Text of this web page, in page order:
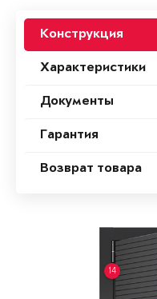
Конструкция
Характеристики
Документы
Гарантия
Возврат товара
14